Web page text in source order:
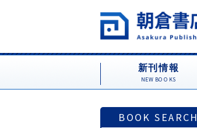
新刊情報
NEW BOOKS
BOOK SEARCH